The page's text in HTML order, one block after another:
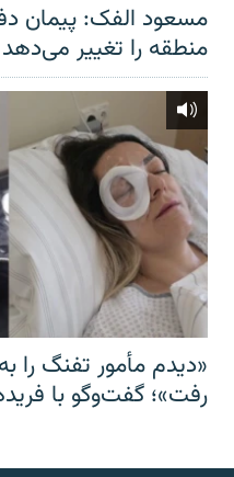
مسعود الفک: پیمان
منطقه را تغییر می‌دهد
«دیدم مأمور تفنگ
رفت»؛ گفت‌و‌گو با